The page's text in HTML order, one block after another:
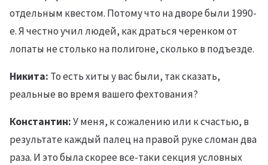
отдельным квестом. Потому что на дворе были 1990-
е. Я честно учил людей, как драться черенком от
лопаты не столько на полигоне, сколько в подъезде.
Никита: То есть хиты у вас были, так сказать,
реальные во время вашего фехтования?
Константин:У меня, к сожалению или к счастью, в
результате каждый палец на правой руке сломан два
раза. И это была скорее все-таки секция условных